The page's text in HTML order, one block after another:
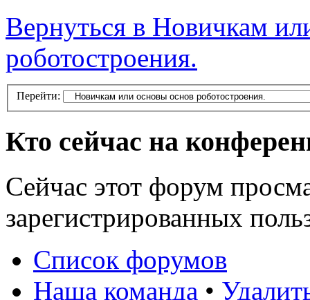
Вернуться в Новичкам
роботостроения.
Перейти:
Кто сейчас на
Сейчас этот форум
зарегистрированных
Список форумов
Наша команда •